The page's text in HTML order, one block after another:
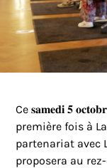
Ce 𝐬𝐚𝐦𝐞𝐝𝐢 𝟓
première fois à
partenariat avec
proposera au